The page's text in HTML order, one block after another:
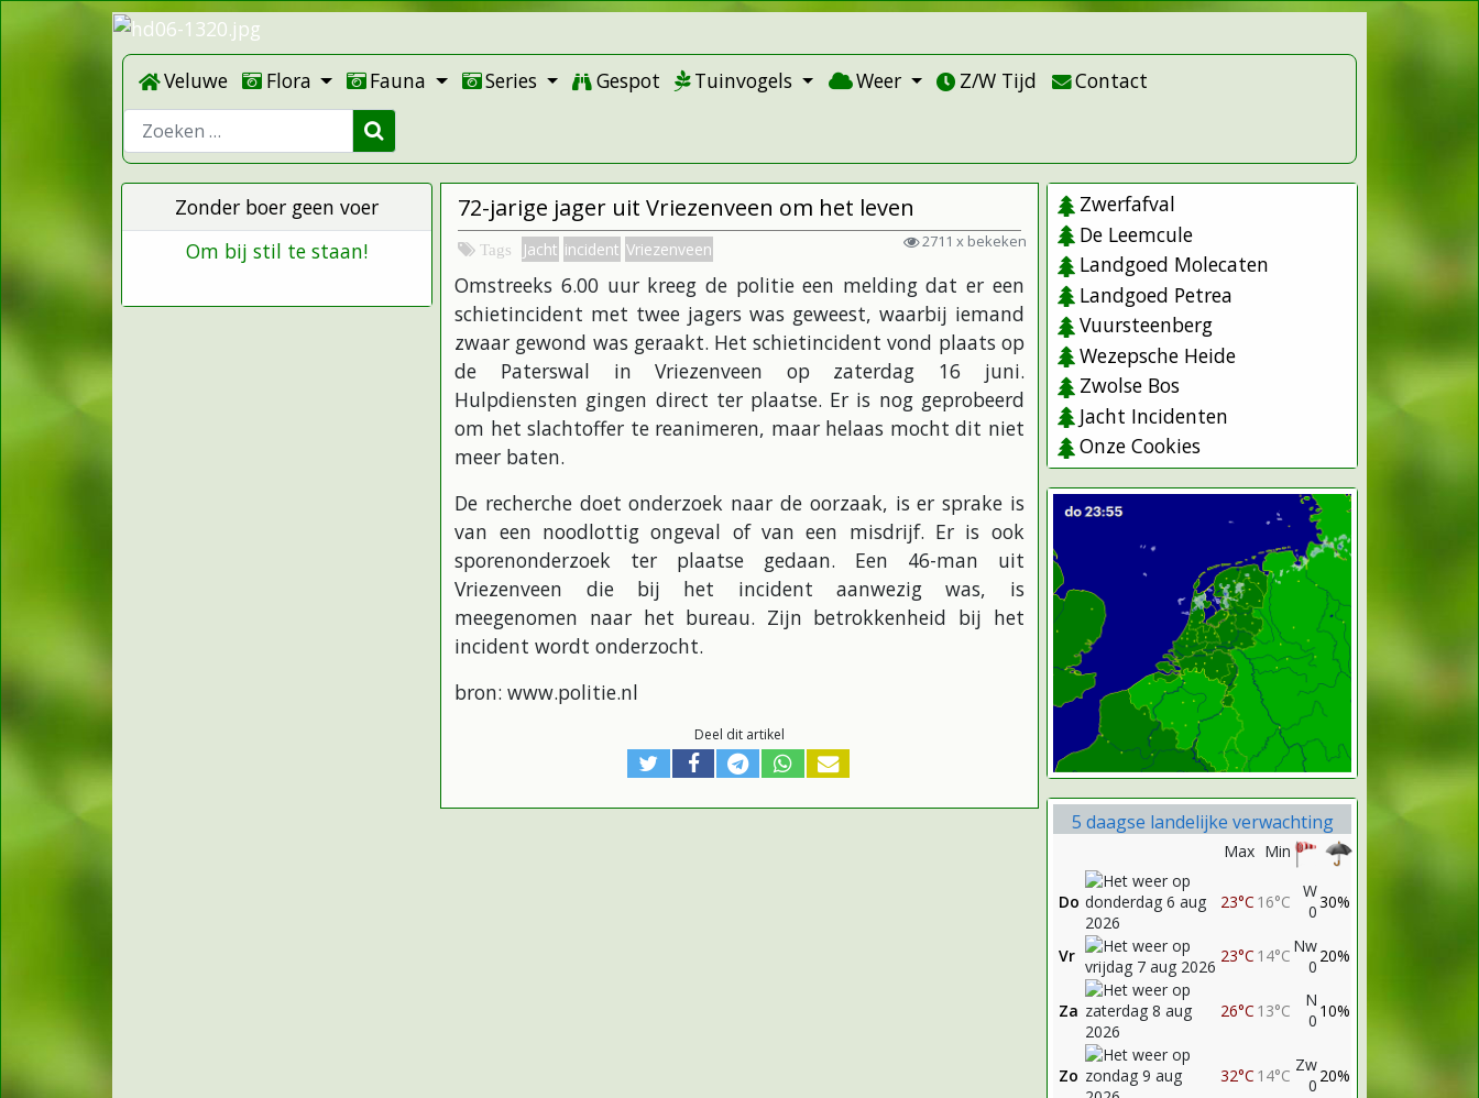
Veluwe Flora Fauna Series Gespot Tuinvogels Weer Z/W Tijd
Contact
Zoeken
Zonder boer geen voer
Om bij stil te staan!
72-jarige jager uit Vriezenveen om het leven
2711 x bekeken
Tags Jacht incident Vriezenveen
Omstreeks 6.00 uur kreeg de politie een melding dat er een
schietincident met twee jagers was geweest, waarbij iemand
zwaar gewond was geraakt. Het schietincident vond plaats op
de Paterswal in Vriezenveen op zaterdag 16 juni.
Hulpdiensten gingen direct ter plaatse. Er is nog geprobeerd
om het slachtoffer te reanimeren, maar helaas mocht dit niet
meer baten.
De recherche doet onderzoek naar de oorzaak, is er sprake is
van een noodlottig ongeval of van een misdrijf. Er is ook
sporenonderzoek ter plaatse gedaan. Een 46-man uit
Vriezenveen die bij het incident aanwezig was, is
meegenomen naar het bureau. Zijn betrokkenheid bij het
incident wordt onderzocht.
bron: www.politie.nl
Deel dit artikel
Zwerfafval
De Leemcule
Landgoed Molecaten
Landgoed Petrea
Vuursteenberg
Wezepsche Heide
Zwolse Bos
Jacht Incidenten
Onze Cookies
5 daagse landelijke verwachting
Max Min
Do 23°C 16°C
W
030%
Vr 23°C 14°C Nw
0
20%
Za 26°C 13°C
N
0 10%
Zo 32°C 14°C
Zw
0 20%